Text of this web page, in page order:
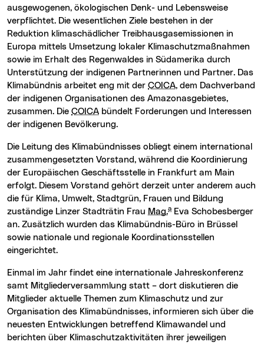
ausgewogenen, ökologischen Denk- und Lebensweise
verpflichtet. Die wesentlichen Ziele bestehen in der
Reduktion klimaschädlicher Treibhausgasemissionen in
Europa mittels Umsetzung lokaler Klimaschutzmaßnahmen
sowie im Erhalt des Regenwaldes in Südamerika durch
Unterstützung der indigenen Partnerinnen und Partner. Das
Klimabündnis arbeitet eng mit der COICA, dem Dachverband
der indigenen Organisationen des Amazonasgebietes,
zusammen. Die COICA bündelt Forderungen und Interessen
der indigenen Bevölkerung.
Die Leitung des Klimabündnisses obliegt einem international
zusammengesetzten Vorstand, während die Koordinierung
der Europäischen Geschäftsstelle in Frankfurt am Main
erfolgt. Diesem Vorstand gehört derzeit unter anderem auch
die für Klima, Umwelt, Stadtgrün, Frauen und Bildung
zuständige Linzer Stadträtin Frau Mag.a Eva Schobesberger
an. Zusätzlich wurden das Klimabündnis-Büro in Brüssel
sowie nationale und regionale Koordinationsstellen
eingerichtet.
Einmal im Jahr findet eine internationale Jahreskonferenz
samt Mitgliederversammlung statt – dort diskutieren die
Mitglieder aktuelle Themen zum Klimaschutz und zur
Organisation des Klimabündnisses, informieren sich über die
neuesten Entwicklungen betreffend Klimawandel und
berichten über Klimaschutzaktivitäten ihrer jeweiligen